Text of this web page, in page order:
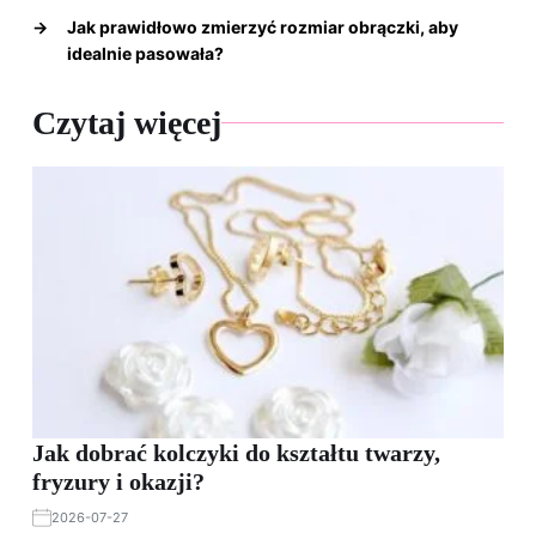
→
Jak prawidłowo zmierzyć rozmiar obrączki, aby
idealnie pasowała?
Czytaj więcej
Jak dobrać kolczyki do kształtu twarzy,
fryzury i okazji?
2026-07-27